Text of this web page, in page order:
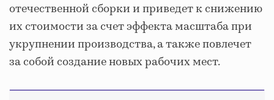
отечественной сборки и приведет к снижению
их стоимости за счет эффекта масштаба при
укрупнении производства, а также повлечет
за собой создание новых рабочих мест.